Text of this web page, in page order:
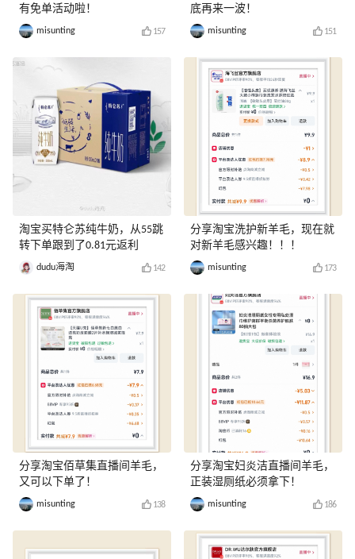
有免单活动啦！
misunting 157
淘宝买特仑苏纯牛奶，从55跳
转下单跟到了0.81元返利
dudu海淘 142
分享淘宝佰草集直播间羊毛，
又可以下单了！
misunting 138
底再来一波！
misunting 151
分享淘宝洗护新羊毛，现在就
对新羊毛感兴趣！！！
misunting 173
分享淘宝妇炎洁直播间羊毛，
正装湿厕纸必须拿下！
misunting 186